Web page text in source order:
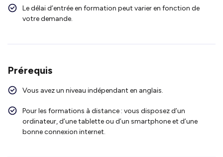
Le délai d’entrée en formation peut varier en fonction de
votre demande.
Prérequis
Vous avez un niveau indépendant en anglais.
Pour les formations à distance : vous disposez d’un
ordinateur, d’une tablette ou d’un smartphone et d’une
bonne connexion internet.